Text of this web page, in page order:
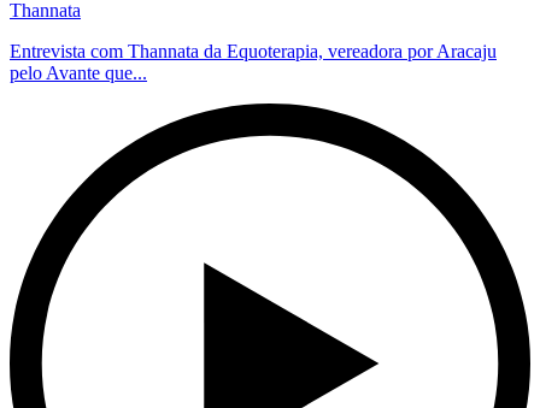
Thannata
Entrevista com Thannata da Equoterapia, vereadora por Aracaju
pelo Avante que...